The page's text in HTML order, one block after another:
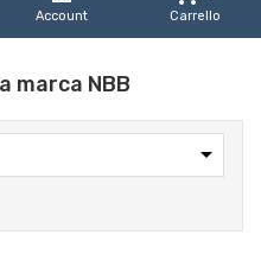
Account Carrello
marca NBB
